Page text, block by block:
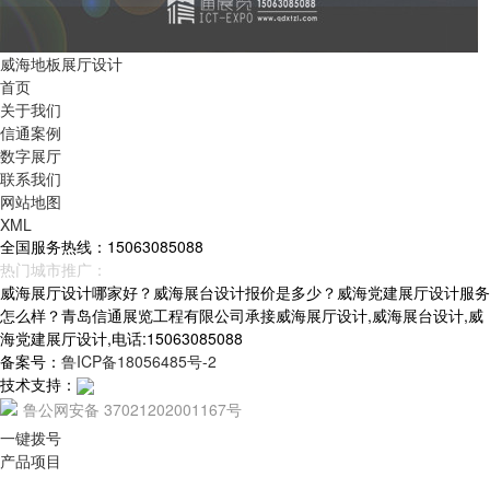
威海地板展厅设计
首页
关于我们
信通案例
数字展厅
联系我们
网站地图
XML
全国服务热线：15063085088
热门城市推广：
威海展厅设计哪家好？威海展台设计报价是多少？威海党建展厅设计服务
怎么样？青岛信通展览工程有限公司承接威海展厅设计,威海展台设计,威
海党建展厅设计,电话:15063085088
备案号： 鲁ICP备18056485号-2
技术支持：
鲁公网安备 37021202001167号
一键拨号
产品项目